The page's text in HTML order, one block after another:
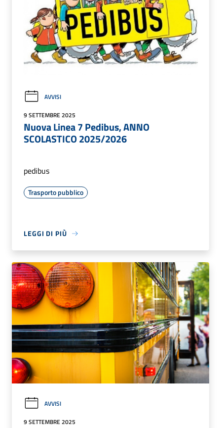
AVVISI
9 SETTEMBRE 2025
Nuova Linea 7 Pedibus, ANNO
SCOLASTICO 2025/2026
pedibus
Trasporto pubblico
LEGGI DI PIÙ
AVVISI
9 SETTEMBRE 2025